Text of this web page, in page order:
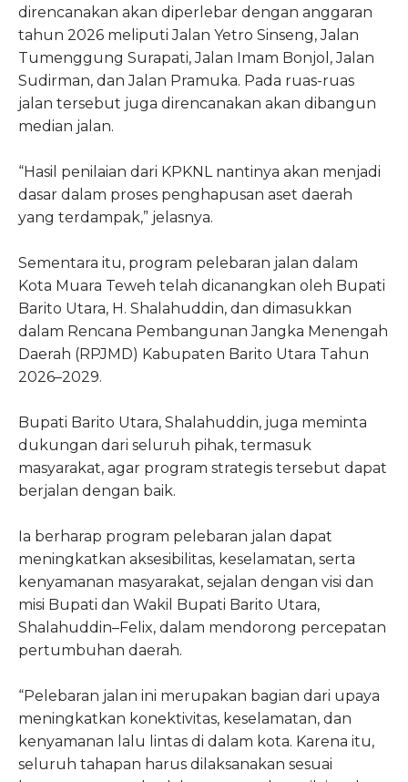
direncanakan akan diperlebar dengan anggaran
tahun 2026 meliputi Jalan Yetro Sinseng, Jalan
Tumenggung Surapati, Jalan Imam Bonjol, Jalan
Sudirman, dan Jalan Pramuka. Pada ruas-ruas
jalan tersebut juga direncanakan akan dibangun
median jalan.
“Hasil penilaian dari KPKNL nantinya akan menjadi
dasar dalam proses penghapusan aset daerah
yang terdampak,” jelasnya.
Sementara itu, program pelebaran jalan dalam
Kota Muara Teweh telah dicanangkan oleh Bupati
Barito Utara, H. Shalahuddin, dan dimasukkan
dalam Rencana Pembangunan Jangka Menengah
Daerah (RPJMD) Kabupaten Barito Utara Tahun
2026–2029.
Bupati Barito Utara, Shalahuddin, juga meminta
dukungan dari seluruh pihak, termasuk
masyarakat, agar program strategis tersebut dapat
berjalan dengan baik.
Ia berharap program pelebaran jalan dapat
meningkatkan aksesibilitas, keselamatan, serta
kenyamanan masyarakat, sejalan dengan visi dan
misi Bupati dan Wakil Bupati Barito Utara,
Shalahuddin–Felix, dalam mendorong percepatan
pertumbuhan daerah.
“Pelebaran jalan ini merupakan bagian dari upaya
meningkatkan konektivitas, keselamatan, dan
kenyamanan lalu lintas di dalam kota. Karena itu,
seluruh tahapan harus dilaksanakan sesuai